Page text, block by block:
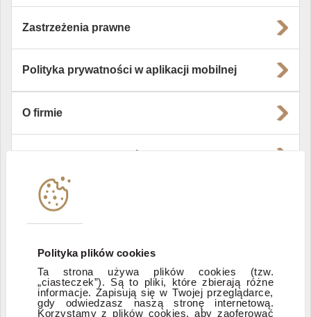
Polityka plików cookies
Ta strona używa plików cookies (tzw.
„ciasteczek”). Są to pliki, które zbierają różne
informacje. Zapisują się w Twojej przeglądarce,
gdy odwiedzasz naszą stronę internetową.
Korzystamy z plików cookies, aby zaoferować
Zastrzeżenia prawne
Polityka prywatności w aplikacji mobilnej
O firmie
Instytucje współpracujące
Zastrzeżenia prawne